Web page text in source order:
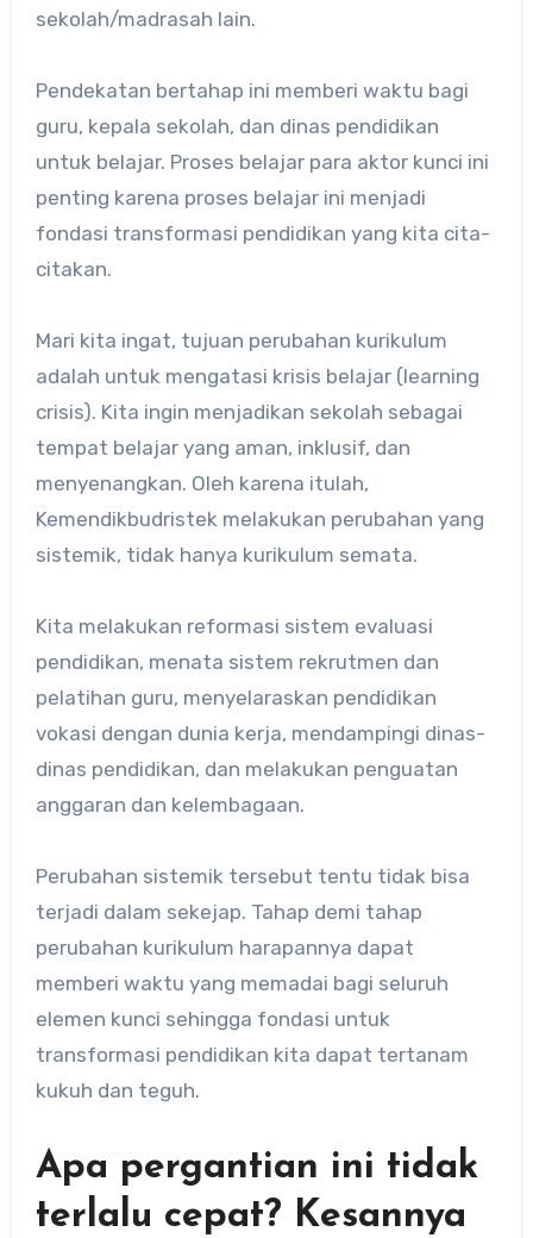
sekolah/madrasah lain.
Pendekatan bertahap ini memberi waktu bagi
guru, kepala sekolah, dan dinas pendidikan
untuk belajar. Proses belajar para aktor kunci ini
penting karena proses belajar ini menjadi
fondasi transformasi pendidikan yang kita cita-
citakan.
Mari kita ingat, tujuan perubahan kurikulum
adalah untuk mengatasi krisis belajar (learning
crisis). Kita ingin menjadikan sekolah sebagai
tempat belajar yang aman, inklusif, dan
menyenangkan. Oleh karena itulah,
Kemendikbudristek melakukan perubahan yang
sistemik, tidak hanya kurikulum semata.
Kita melakukan reformasi sistem evaluasi
pendidikan, menata sistem rekrutmen dan
pelatihan guru, menyelaraskan pendidikan
vokasi dengan dunia kerja, mendampingi dinas-
dinas pendidikan, dan melakukan penguatan
anggaran dan kelembagaan.
Perubahan sistemik tersebut tentu tidak bisa
terjadi dalam sekejap. Tahap demi tahap
perubahan kurikulum harapannya dapat
memberi waktu yang memadai bagi seluruh
elemen kunci sehingga fondasi untuk
transformasi pendidikan kita dapat tertanam
kukuh dan teguh.
Apa pergantian ini tidak
terlalu cepat? Kesannya